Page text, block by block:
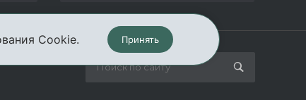
Cookie. Принять